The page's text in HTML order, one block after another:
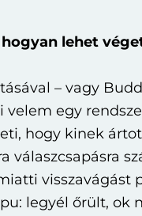
lehet
– vagy
velem egy
hogy kinek
válaszcsapásra
visszavágást
legyél őrült, ok